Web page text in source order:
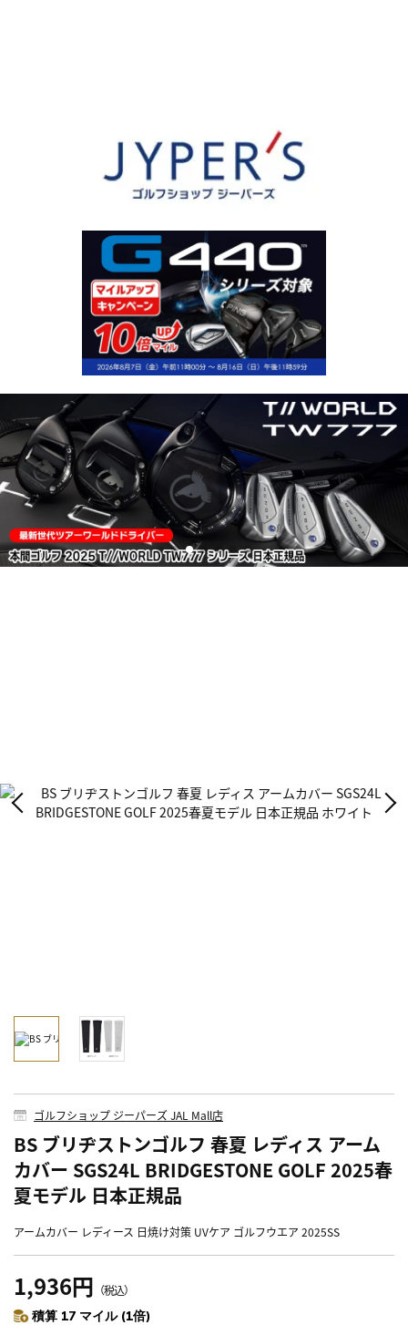
ゴルフショップ ジーパーズ JAL Mall店
BS ブリヂストンゴルフ 春夏 レディス アーム
カバー SGS24L BRIDGESTONE GOLF 2025春
夏モデル 日本正規品
アームカバー レディース 日焼け対策 UVケア ゴルフウエア 2025SS
1,936円 （税込）
積算 17 マイル (1倍)